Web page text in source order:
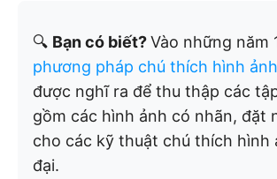
🔍 Bạn có biết?Vào những năm
phương pháp chú thích hình
được nghĩ ra để thu thập các
gồm các hình ảnh có nhãn, đặt
cho các kỹ thuật chú thích hình
đại.